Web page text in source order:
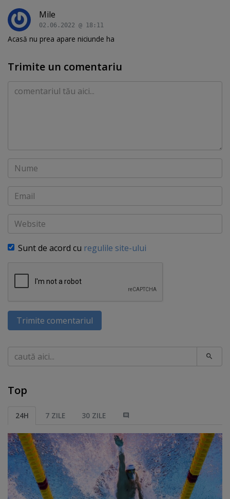
Mile
02.06.2022 @ 18:11
Acasă nu prea apare niciunde ha
Trimite un comentariu
Comentariu
Nume
Email
Website
Sunt de acord cu regulile site-ului
Trimite comentariul
Caută
Top
24H 7 ZILE 30 ZILE